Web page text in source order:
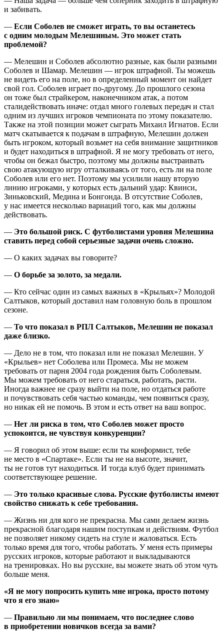
и забивать.
— Если Соболев не сможет играть, то вы останетесь
с одним молодым Мелешиным. Это может стать
проблемой?
— Мелешин и Соболев абсолютно разные, как были разными
Соболев и Шамар. Мелешин — игрок штрафной. Ты можешь
не видеть его на поле, но в определенный момент он найдет
свой гол. Соболев играет по-другому. До прошлого сезона
он тоже был страйкером, наконечником атак, а потом
сталидействовать иначе: отдал много голевых передач и стал
одним из лучших игроков чемпионата по этому показателю.
Также на этой позиции может сыграть Михаил Игнатов. Если
матч скатывается к подачам в штрафную, Мелешин должен
быть игроком, который возьмет на себя внимание защитников
и будет находиться в штрафной. Я не могу требовать от него,
чтобы он бежал быстро, поэтому мы должны выстраивать
свою атакующую игру отталкиваясь от того, есть ли на поле
Соболев или его нет. Поэтому мы усилили нашу вторую
линию игроками, у которых есть дальний удар: Квинси,
Зиньковский, Медина и Бонгонда. В отсутствие Соболев,
у нас имеется несколько вариаций того, как мы должны
действовать.
— Это большой риск. С футболистами уровня Мелешина
ставить перед собой серьезные задачи очень сложно.
— О каких задачах вы говорите?
— О борьбе за золото, за медали.
— Кто сейчас один из самых важных в «Крыльях»? Молодой
Салтыков, который доставил нам головную боль в прошлом
сезоне.
— То что показал в РПЛ Салтыков, Мелешин не показал
даже близко.
— Дело не в том, что показал или не показал Мелешин. У
«Крыльев» нет Соболева или Промеса. Мы не можем
требовать от парня 2004 года рождения быть Соболевым.
Мы можем требовать от него стараться, работать, расти.
Иногда важнее не сразу выйти на поле, но отдаться работе
и почувствовать себя частью команды, чем появиться сразу,
но никак ей не помочь. В этом и есть ответ на ваш вопрос.
— Нет ли риска в том, что Соболев может просто
успокоится, не чувствуя конкуренции?
— Я говорил об этом выше: если ты конформист, тебе
не место в «Спартаке». Если ты не на высоте, значит,
ты не готов тут находиться. И тогда клуб будет принимать
соответствующее решение.
— Это только красивые слова. Русские футболисты имеют
свойство снижать к себе требования.
— Жизнь ни для кого не прекрасна. Мы сами делаем жизнь
прекрасной благодаря нашим поступкам и действиям. Футбол
не позволяет никому сидеть на стуле и жаловаться. Есть
только время для того, чтобы работать. У меня есть примеры
русских игроков, которые работают и выкладываются
на тренировках. Но вы русские, вы можете знать об этом чуть
больше меня.
«Я не могу попросить купить мне игрока, просто потому
что я его знаю»
— Правильно ли мы понимаем, что последнее слово
в приобретении новичков всегда за вами?